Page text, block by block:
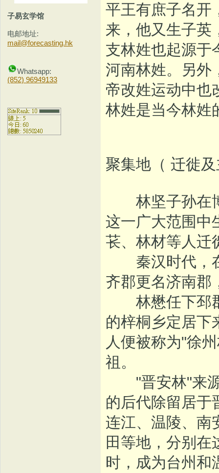
子易玄学馆
电邮地址:
mail@forecasting.hk
Whatsapp:
(852) 96949133
平王有庶子名开
来，他又生子英
支林姓也起源于
河南林姓。另外
帝改姓运动中也
林姓是当今林姓
聚集地（ 迁徙
林坚子孙在博
这一广大范围中
苌、林材等人迁
秦汉时代，在
齐郡更名济南郡
林懋任下邳郡
的梓桐乡定居下
人便被称为"徐
祖。
"晋安林"来源
的后代除留居于
连江、温陵、南
田等地，分别在
时，成为台州和